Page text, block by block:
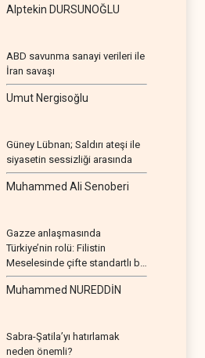
Alptekin DURSUNOĞLU
ABD savunma sanayi verileri ile
İran savaşı
Umut Nergisoğlu
Güney Lübnan; Saldırı ateşi ile
siyasetin sessizliği arasında
Muhammed Ali Senoberi
Gazze anlaşmasında
Türkiye’nin rolü: Filistin
Meselesinde çifte standartlı bir
seyir
Muhammed NUREDDİN
Sabra-Şatila’yı hatırlamak
neden önemli?